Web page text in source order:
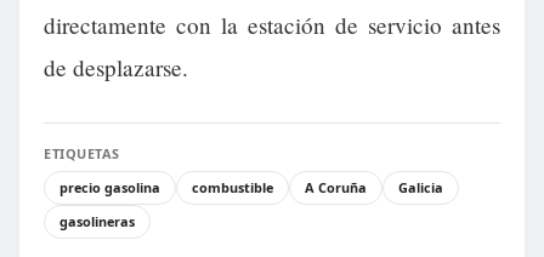
directamente con la estación de servicio antes
de desplazarse.
ETIQUETAS
precio gasolina
combustible A Coruña
Galicia
gasolineras